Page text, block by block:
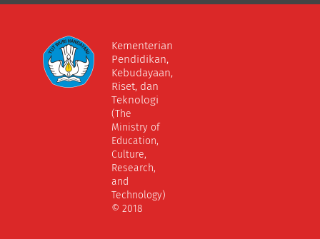
Kementerian
Pendidikan,
Kebudayaan,
Riset, dan
Teknologi
(The
Ministry of
Education,
Culture,
Research,
and
Technology)
© 2018